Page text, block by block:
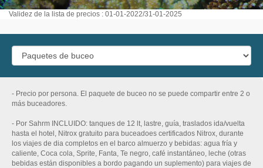
Validez de la lista de precios : 01-01-2022/31-01-2025
- Precio por persona. El paquete de buceo no se puede compartir entre 2 o
más buceadores.
- Por Sahrm INCLUIDO: tanques de 12 lt, lastre, guía, traslados ida/vuelta
hasta el hotel, Nitrox gratuito para buceadoes certificados Nitrox, durante
los viajes de dia completos en el barco almuerzo y bebidas: agua fría y
caliente, Coca cola, Sprite, Fanta, Te negro, café instantáneo, leche (otras
bebidas están disponibles a bordo pagando un suplemento) para viajes de